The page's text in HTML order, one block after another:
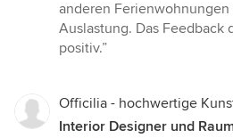
anderen
Auslastung. Das Feedback
positiv.”
Officilia - hochwertige
Interior Designer und